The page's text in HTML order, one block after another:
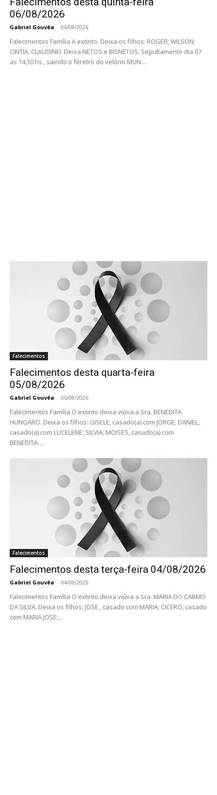
06/08/2026
Gabriel Gouvêa - 06/08/2026
Falecimentos Família A extinto. Deixa os filhos: ROGER; WILSON;
CINTIA; CLAUDINEI. Deixa NETOS e BISNETOS. Sepultamento dia 07
as 14:30 hs., saindo o féretro do velório MUN....
Falecimentos
Falecimentos desta quarta-feira
05/08/2026
Gabriel Gouvêa - 05/08/2026
Falecimentos Família O extinto deixa viúva a Sra. BENEDITA
HUNGARO. Deixa os filhos: GISELE, casado(a) com JORGE; DANIEL,
casado(a) com LUCELENE; SILVIA; MOISES, casado(a) com
BENEDITA....
Falecimentos
Falecimentos desta terça-feira 04/08/2026
Gabriel Gouvêa - 04/08/2026
Falecimentos Família O extinto deixa viúva a Sra. MARIA DO CARMO
DA SILVA. Deixa os filhos: JOSE , casado com MARIA; CICERO, casado
com MARIA JOSE;...